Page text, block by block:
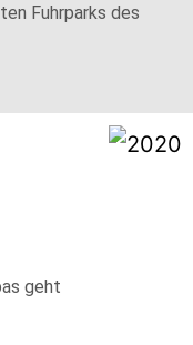
Fuhrparks des
geht